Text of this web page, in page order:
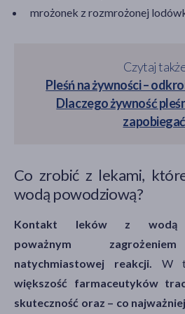
mrożonek z rozmrożonej
Czytaj
Pleśń na żywności –
Dlaczego żywność
Co zrobić z lekami,
wodą powodziową?
Kontakt leków z wodą
poważnym
natychmiastowej reakcji. W
większość farmaceutyków
skuteczność oraz – co